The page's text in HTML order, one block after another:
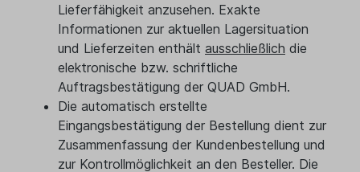
Lieferfähigkeit anzusehen. Exakte
Informationen zur aktuellen Lagersituation
und Lieferzeiten enthält ausschließlich die
elektronische bzw. schriftliche
Auftragsbestätigung der QUAD GmbH.
Die automatisch erstellte
Eingangsbestätigung der Bestellung dient zur
Zusammenfassung der Kundenbestellung und
zur Kontrollmöglichkeit an den Besteller. Die